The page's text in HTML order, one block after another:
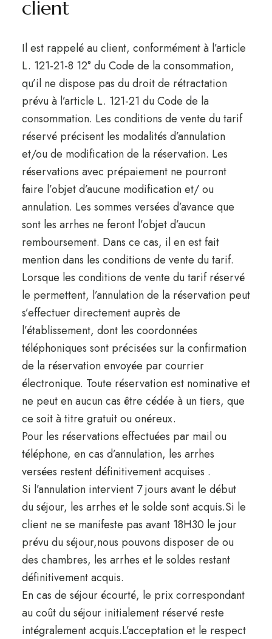
client
Il est rappelé au client, conformément à l’article
L. 121-21-8 12° du Code de la consommation,
qu’il ne dispose pas du droit de rétractation
prévu à l’article L. 121-21 du Code de la
consommation. Les conditions de vente du tarif
réservé précisent les modalités d’annulation
et/ou de modification de la réservation. Les
réservations avec prépaiement ne pourront
faire l’objet d’aucune modification et/ ou
annulation. Les sommes versées d’avance que
sont les arrhes ne feront l’objet d’aucun
remboursement. Dans ce cas, il en est fait
mention dans les conditions de vente du tarif.
Lorsque les conditions de vente du tarif réservé
le permettent, l’annulation de la réservation peut
s’effectuer directement auprès de
l’établissement, dont les coordonnées
téléphoniques sont précisées sur la confirmation
de la réservation envoyée par courrier
électronique. Toute réservation est nominative et
ne peut en aucun cas être cédée à un tiers, que
ce soit à titre gratuit ou onéreux.
Pour les réservations effectuées par mail ou
téléphone, en cas d’annulation, les arrhes
versées restent définitivement acquises .
Si l’annulation intervient 7 jours avant le début
du séjour, les arrhes et le solde sont acquis.Si le
client ne se manifeste pas avant 18H30 le jour
prévu du séjour,nous pouvons disposer de ou
des chambres, les arrhes et le soldes restant
définitivement acquis.
En cas de séjour écourté, le prix correspondant
au coût du séjour initialement réservé reste
intégralement acquis.L’acceptation et le respect